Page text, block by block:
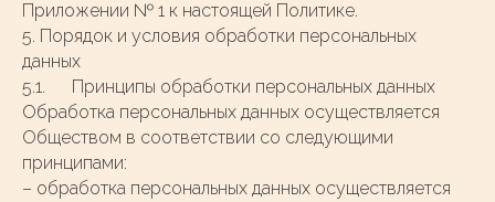
Приложении № 1 к настоящей Политике.
5. Порядок и условия обработки персональных
данных
5.1. Принципы обработки персональных данных
Обработка персональных данных осуществляется
Обществом в соответствии со следующими
принципами:
– обработка персональных данных осуществляется